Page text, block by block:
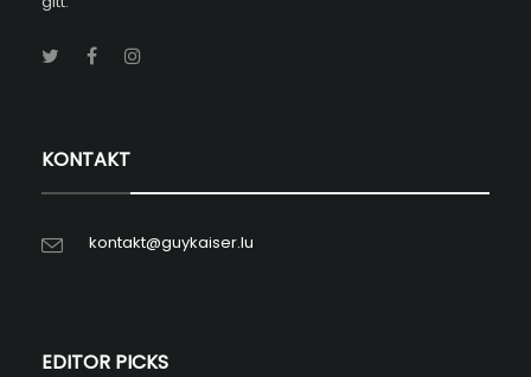
KONTAKT
kontakt@guykaiser.lu
EDITOR PICKS